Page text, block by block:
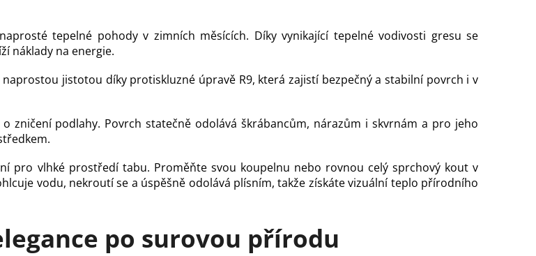
tepelné pohody v zimních měsících. Díky vynikající tepelné vodivosti gresu se
náklady na energie.
jistotou díky protiskluzné úpravě R9, která zajistí bezpečný a stabilní povrch i v
zničení podlahy. Povrch statečně odolává škrábancům, nárazům i skvrnám a pro jeho
pro vlhké prostředí tabu. Proměňte svou koupelnu nebo rovnou celý sprchový kout v
vodu, nekroutí se a úspěšně odolává plísním, takže získáte vizuální teplo přírodního
po surovou přírodu